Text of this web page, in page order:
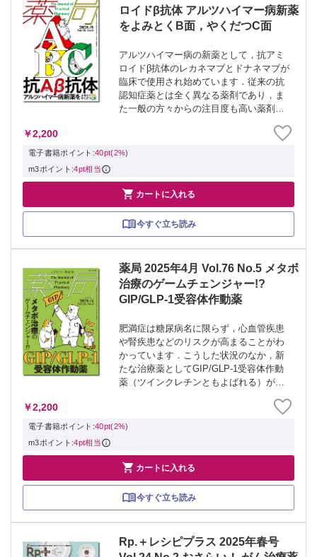
ロイドβ抗体 アルツハイマー病新薬
をよみとくB面，やくだつC面
アルツハイマー病の新薬として，抗アミ
ロイドβ抗体のレカネマブとドナネマブが
臨床で使用され始めています．従来の抗
認知症薬とは全く異なる薬剤であり，ま
た一般の方々からの注目度も高い薬剤の
供のためにも，基礎知識の理解が必要と
なります．本特集は二部構成として，
￥2,200
電子書籍ポイント:40pt(2%)
m3ポイント:4pt相当
 カートに入れる
今すぐ立ち読み
薬局 2025年4月 Vol.76 No.5 メタボ
治療のゲームチェンジャー!?
GIP/GLP-1受容体作動薬
肥満症は糖尿病名に限らず，心血管疾患
や腎疾患などのリスクが高まることがわ
かっています．こうした状況のなか，新
たな治療薬としてGIP/GLP-1受容体作動
薬（ツインクレチンともよばれる）が注
薬剤師が現場で適正使用を推進するため
のポイントや治療効果などをまとめまし
￥2,200
電子書籍ポイント:40pt(2%)
m3ポイント:4pt相当
 カートに入れる
今すぐ立ち読み
Rp.＋レシピプラス 2025年春号